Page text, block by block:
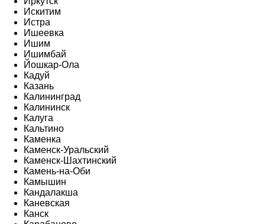
Искитим
Истра
Ишеевка
Ишим
Ишимбай
Йошкар-Ола
Кадуй
Казань
Калининград
Калининск
Калуга
Кальтино
Каменка
Каменск-Уральский
Каменск-Шахтинский
Камень-на-Оби
Камышин
Кандалакша
Каневская
Канск